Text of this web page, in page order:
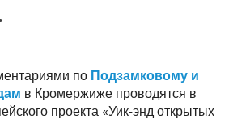
по Подзамковому и
в Кромержиже проводятся в
проекта «Уик-энд открытых